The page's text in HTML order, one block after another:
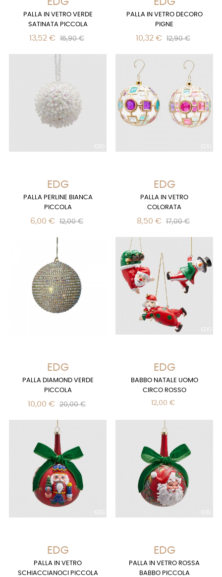
PALLA IN VETRO VERDE
SATINATA PICCOLA
13,52 € 16,90 €
PALLA IN VETRO DECORO
PIGNE
10,32 € 12,90 €
EDG
PALLA PERLINE BIANCA
PICCOLA
6,00 € 12,00 €
EDG
PALLA IN VETRO
COLORATA
8,50 € 17,00 €
EDG
PALLA DIAMOND VERDE
PICCOLA
10,00 € 20,00 €
EDG
BABBO NATALE UOMO
CIRCO ROSSO
12,00 €
EDG
PALLA IN VETRO
SCHIACCIANOCI PICCOLA
EDG
PALLA IN VETRO ROSSA
BABBO PICCOLA